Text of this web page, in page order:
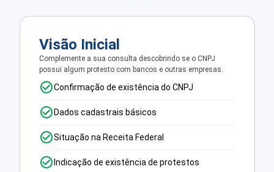
Visão Inicial
Complemente a sua consulta descobrindo se o CNPJ
possui algum protesto com bancos e outras empresas.
Confirmação de existência do CNPJ
Dados cadastrais básicos
Situação na Receita Federal
Indicação de existência de protestos